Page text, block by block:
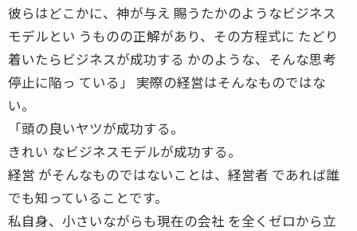
彼らはどこかに、神が与え 賜うたかのようなビジネス
モデルとい うものの正解があり、その方程式に たどり
着いたらビジネスが成功する かのような、そんな思考
停止に陥っ ている」 ――実際の経営はそんなものではな
い。
「頭の良いヤツが成功する。
きれい なビジネスモデルが成功する。
経営 がそんなものではないことは、経営者 であれば誰
でも知っていることです。
私自身、小さいながらも現在の会社 を全くゼロから立